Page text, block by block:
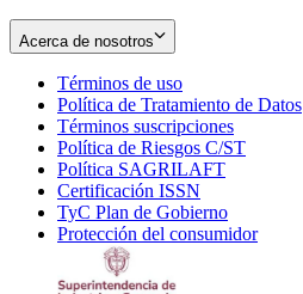
Acerca de nosotros
Términos de uso
in
new
window
Política de Tratamiento de Datos
Términos suscripciones
in
Política de Riesgos C/ST
Política SAGRILAFT
new
window
Certificación ISSN
in
new
TyC Plan de Gobierno
in
Protección del consumidorOpens